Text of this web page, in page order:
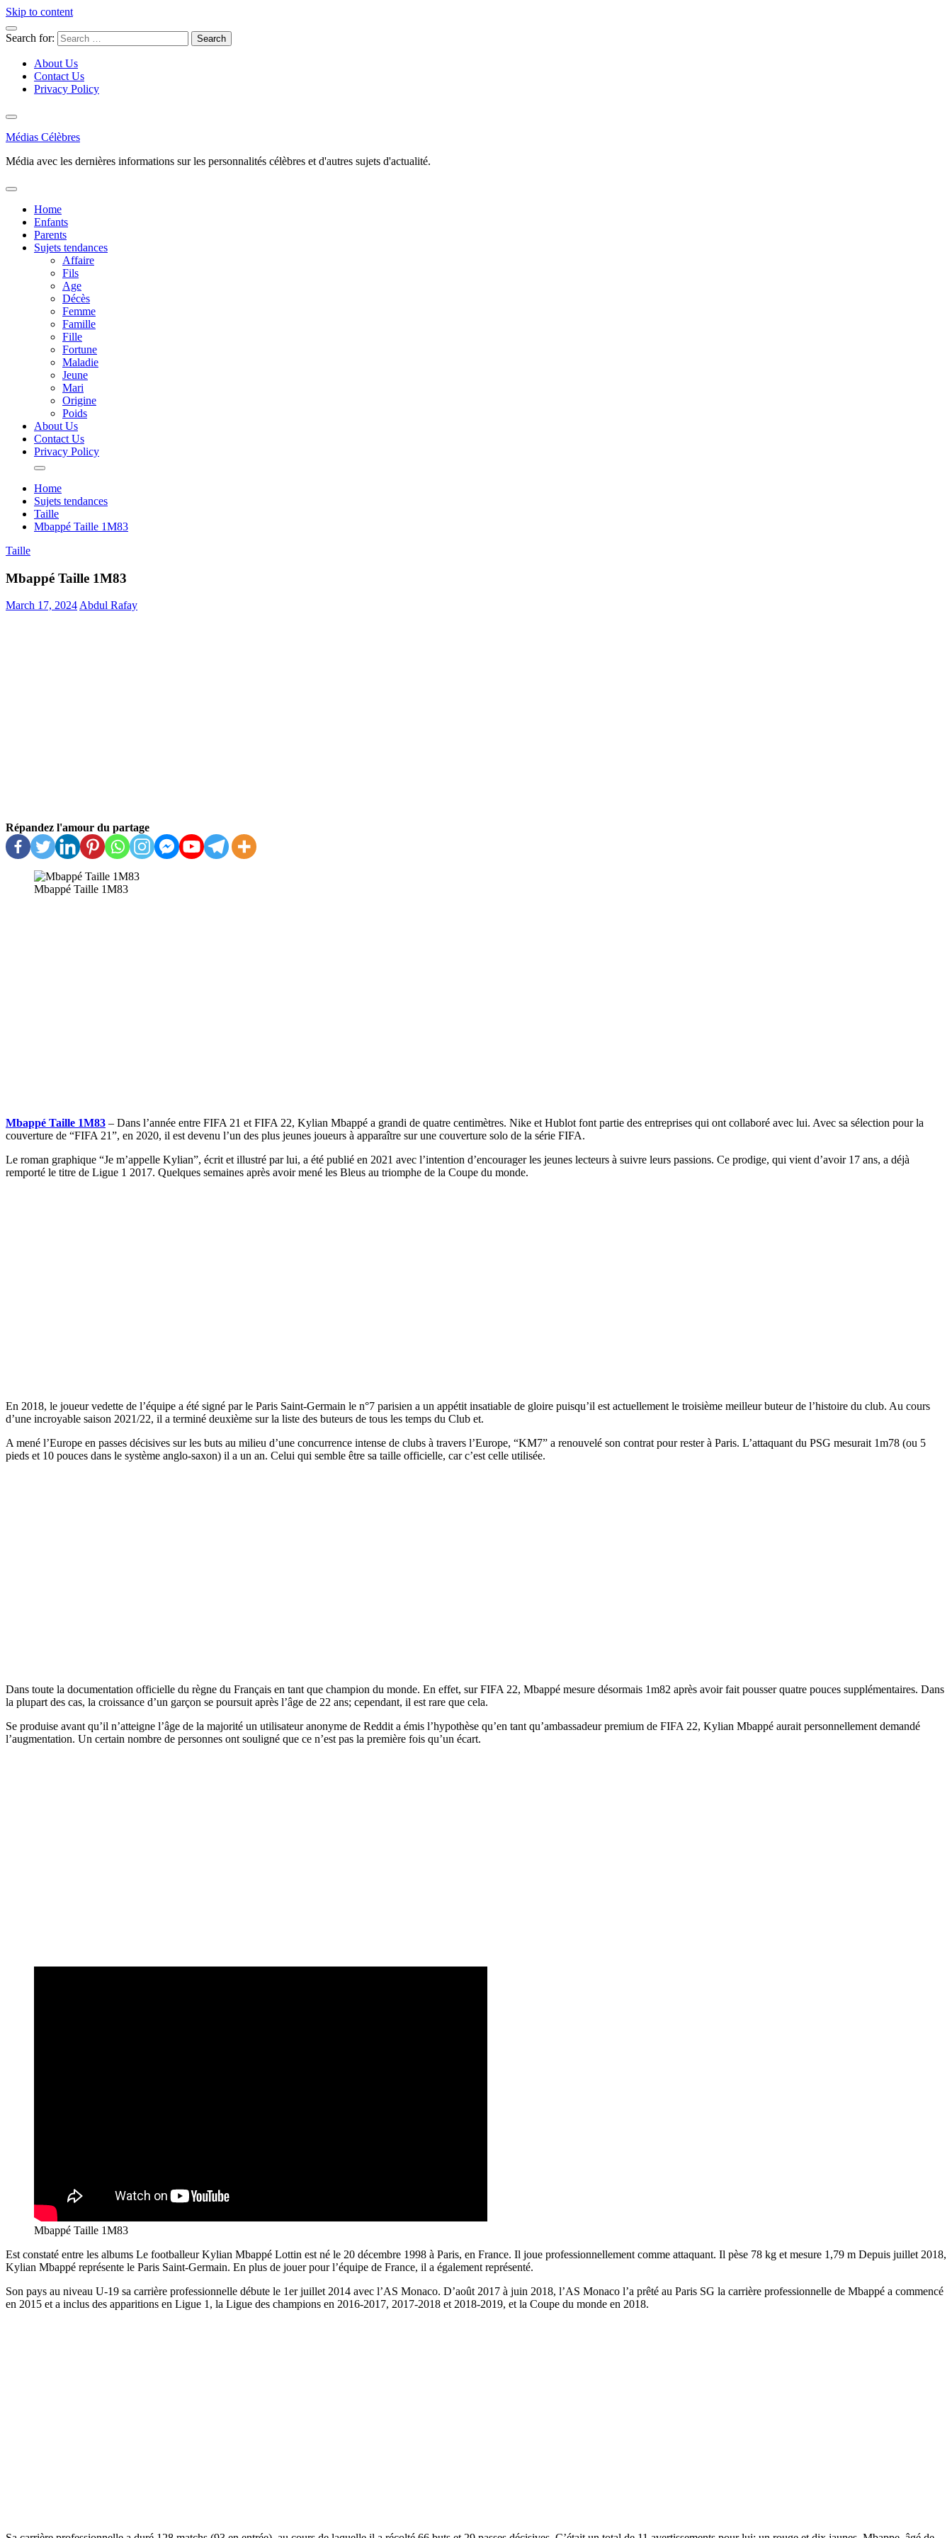
Skip to content
Search for:
About Us
Contact Us
Privacy Policy
Médias Célèbres
Média avec les dernières informations sur les personnalités célèbres et d'autres sujets d'actualité.
Home
Enfants
Parents
Sujets tendances
Affaire
Fils
Age
Décès
Femme
Famille
Fille
Fortune
Maladie
Jeune
Mari
Origine
Poids
About Us
Contact Us
Privacy Policy
Home
Sujets tendances
Taille
Mbappé Taille 1M83
Taille
Mbappé Taille 1M83
March 17, 2024Abdul Rafay
Répandez l'amour du partage
Mbappé Taille 1M83
Mbappé Taille 1M83 – Dans l’année entre FIFA 21 et FIFA 22, Kylian Mbappé a grandi de quatre centimètres. Nike et Hublot font partie des entreprises qui ont collaboré avec lui. Avec sa sélection pour la
couverture de “FIFA 21”, en 2020, il est devenu l’un des plus jeunes joueurs à apparaître sur une couverture solo de la série FIFA.
Le roman graphique “Je m’appelle Kylian”, écrit et illustré par lui, a été publié en 2021 avec l’intention d’encourager les jeunes lecteurs à suivre leurs passions. Ce prodige, qui vient d’avoir 17 ans, a déjà
remporté le titre de Ligue 1 2017. Quelques semaines après avoir mené les Bleus au triomphe de la Coupe du monde.
En 2018, le joueur vedette de l’équipe a été signé par le Paris Saint-Germain le n°7 parisien a un appétit insatiable de gloire puisqu’il est actuellement le troisième meilleur buteur de l’histoire du club. Au cours
d’une incroyable saison 2021/22, il a terminé deuxième sur la liste des buteurs de tous les temps du Club et.
A mené l’Europe en passes décisives sur les buts au milieu d’une concurrence intense de clubs à travers l’Europe, “KM7” a renouvelé son contrat pour rester à Paris. L’attaquant du PSG mesurait 1m78 (ou 5
pieds et 10 pouces dans le système anglo-saxon) il a un an. Celui qui semble être sa taille officielle, car c’est celle utilisée.
Dans toute la documentation officielle du règne du Français en tant que champion du monde. En effet, sur FIFA 22, Mbappé mesure désormais 1m82 après avoir fait pousser quatre pouces supplémentaires. Dans
la plupart des cas, la croissance d’un garçon se poursuit après l’âge de 22 ans; cependant, il est rare que cela.
Se produise avant qu’il n’atteigne l’âge de la majorité un utilisateur anonyme de Reddit a émis l’hypothèse qu’en tant qu’ambassadeur premium de FIFA 22, Kylian Mbappé aurait personnellement demandé
l’augmentation. Un certain nombre de personnes ont souligné que ce n’est pas la première fois qu’un écart.
Mbappé Taille 1M83
Est constaté entre les albums Le footballeur Kylian Mbappé Lottin est né le 20 décembre 1998 à Paris, en France. Il joue professionnellement comme attaquant. Il pèse 78 kg et mesure 1,79 m Depuis juillet 2018,
Kylian Mbappé représente le Paris Saint-Germain. En plus de jouer pour l’équipe de France, il a également représenté.
Son pays au niveau U-19 sa carrière professionnelle débute le 1er juillet 2014 avec l’AS Monaco. D’août 2017 à juin 2018, l’AS Monaco l’a prêté au Paris SG la carrière professionnelle de Mbappé a commencé
en 2015 et a inclus des apparitions en Ligue 1, la Ligue des champions en 2016-2017, 2017-2018 et 2018-2019, et la Coupe du monde en 2018.